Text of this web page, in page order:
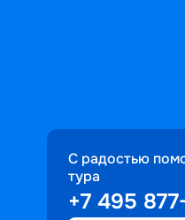
С радостью
тура
+7 495